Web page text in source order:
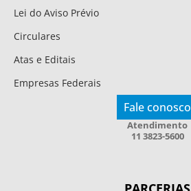
Lei do Aviso Prévio
Circulares
Atas e Editais
Empresas Federais
Fale conosco
Atendimento
11 3823-5600